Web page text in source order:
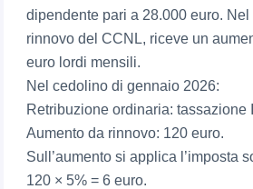
dipendente pari a 28.000 euro. Nel
rinnovo del CCNL, riceve un
euro lordi mensili.
Nel cedolino di gennaio 2026:
Retribuzione ordinaria: tassazione
Aumento da rinnovo: 120 euro.
Sull’aumento si applica l’imposta
120 × 5% = 6 euro.